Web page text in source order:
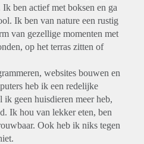
ben actief met boksen en ga
Ik ben van nature een rustig
van gezellige momenten met
op het terras zitten of
websites bouwen en
heb ik een redelijke
geen huisdieren meer heb,
Ik hou van lekker eten, ben
Ook heb ik niks tegen